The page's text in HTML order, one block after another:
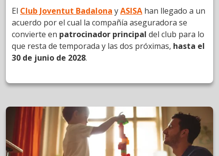
El Club Joventut Badalona yASISA han llegado a un
acuerdo por el cual la compañía aseguradora se
convierte en patrocinador principal del club para lo
que resta de temporada y las dos próximas, hasta el
30 de junio de 2028.